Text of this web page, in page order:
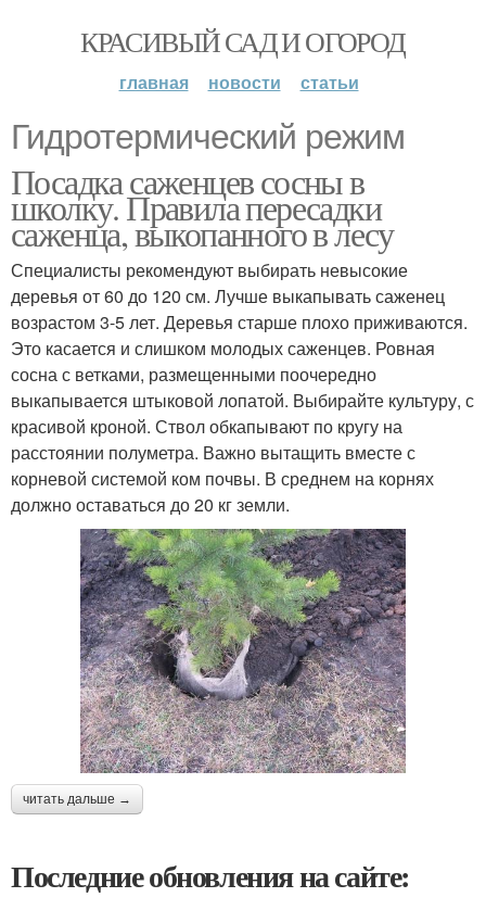
КРАСИВЫЙ САД И ОГОРОД
главная новости статьи
Гидротермический режим
Посадка саженцев сосны в
школку. Правила пересадки
саженца, выкопанного в лесу
Специалисты рекомендуют выбирать невысокие
деревья от 60 до 120 см. Лучше выкапывать саженец
возрастом 3-5 лет. Деревья старше плохо приживаются.
Это касается и слишком молодых саженцев. Ровная
сосна с ветками, размещенными поочередно
выкапывается штыковой лопатой. Выбирайте культуру, с
красивой кроной. Ствол обкапывают по кругу на
расстоянии полуметра. Важно вытащить вместе с
корневой системой ком почвы. В среднем на корнях
должно оставаться до 20 кг земли.
читать дальше →
Последние обновления на сайте: